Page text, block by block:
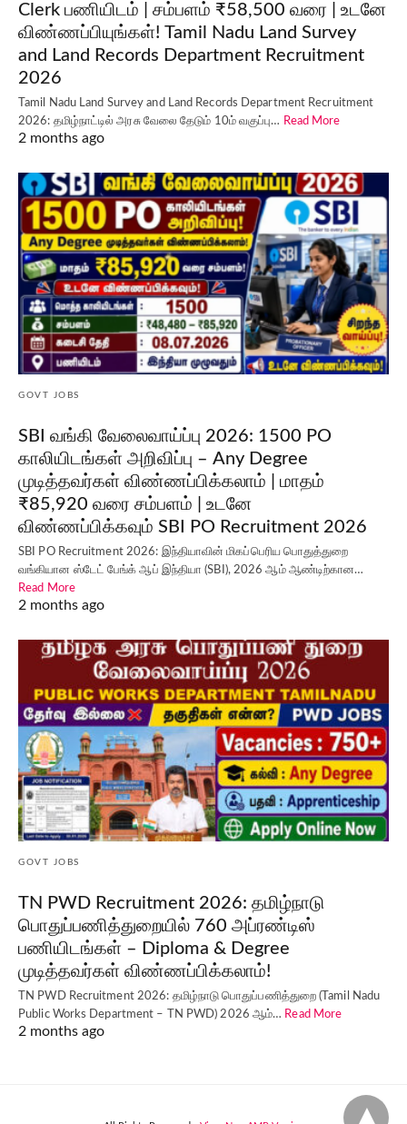
Clerk பணியிடம் | சம்பளம் ₹58,500 வரை | உடனே
விண்ணப்பியுங்கள்! Tamil Nadu Land Survey
and Land Records Department Recruitment
2026
Tamil Nadu Land Survey and Land Records Department Recruitment
2026: தமிழ்நாட்டில் அரசு வேலை தேடும் 10ம் வகுப்பு… Read More
2 months ago
GOVT JOBS
SBI வங்கி வேலைவாய்ப்பு 2026: 1500 PO
காலியிடங்கள் அறிவிப்பு – Any Degree
முடித்தவர்கள் விண்ணப்பிக்கலாம் | மாதம்
₹85,920 வரை சம்பளம் | உடனே
விண்ணப்பிக்கவும் SBI PO Recruitment 2026
SBI PO Recruitment 2026: இந்தியாவின் மிகப்பெரிய பொதுத்துறை
வங்கியான ஸ்டேட் பேங்க் ஆப் இந்தியா (SBI), 2026 ஆம் ஆண்டிற்கான…
Read More
2 months ago
GOVT JOBS
TN PWD Recruitment 2026: தமிழ்நாடு
பொதுப்பணித்துறையில் 760 அப்ரண்டிஸ்
பணியிடங்கள் – Diploma & Degree
முடித்தவர்கள் விண்ணப்பிக்கலாம்!
TN PWD Recruitment 2026: தமிழ்நாடு பொதுப்பணித்துறை (Tamil Nadu
Public Works Department – TN PWD) 2026 ஆம்… Read More
2 months ago